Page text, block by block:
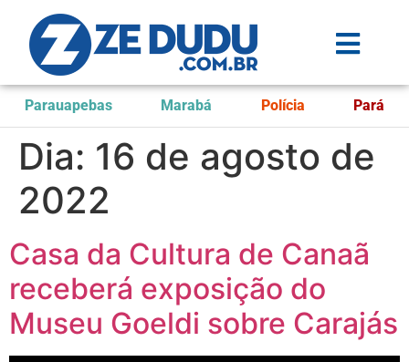
Parauapebas Marabá Polícia Pará
Dia: 16 de agosto de
2022
Casa da Cultura de Canaã
receberá exposição do
Museu Goeldi sobre Carajás